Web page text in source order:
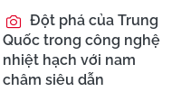
Đột phá của Trung
Quốc trong công nghệ
nhiệt hạch với nam
châm siêu dẫn